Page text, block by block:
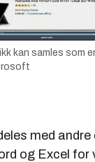
kan samles som
med
og Excel for